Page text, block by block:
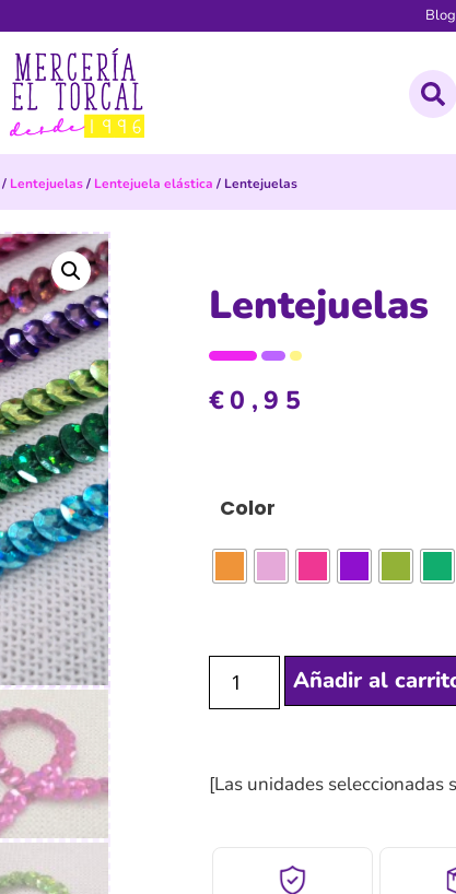
Blog
/ Lentejuelas/ Lentejuela elástica / Lentejuelas
Lentejuelas
€0,95
Color
Añadir al
[Las unidades seleccionadas